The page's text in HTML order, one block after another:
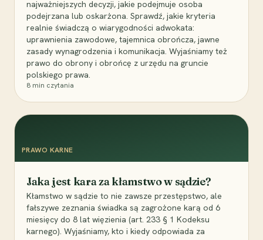
najważniejszych decyzji, jakie podejmuje osoba
podejrzana lub oskarżona. Sprawdź, jakie kryteria
realnie świadczą o wiarygodności adwokata:
uprawnienia zawodowe, tajemnica obrończa, jawne
zasady wynagrodzenia i komunikacja. Wyjaśniamy też
prawo do obrony i obrońcę z urzędu na gruncie
polskiego prawa.
8 min czytania
PRAWO KARNE
Jaka jest kara za kłamstwo w sądzie?
Kłamstwo w sądzie to nie zawsze przestępstwo, ale
fałszywe zeznania świadka są zagrożone karą od 6
miesięcy do 8 lat więzienia (art. 233 § 1 Kodeksu
karnego). Wyjaśniamy, kto i kiedy odpowiada za